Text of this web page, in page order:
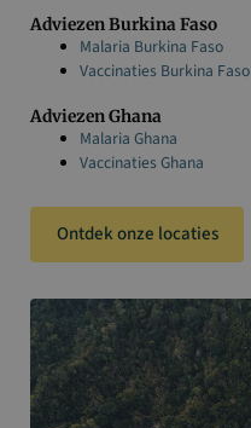
Adviezen Burkina Faso
Malaria Burkina Faso
Vaccinaties Burkina Faso
Adviezen Ghana
Malaria Ghana
Vaccinaties Ghana
Ontdek onze locaties